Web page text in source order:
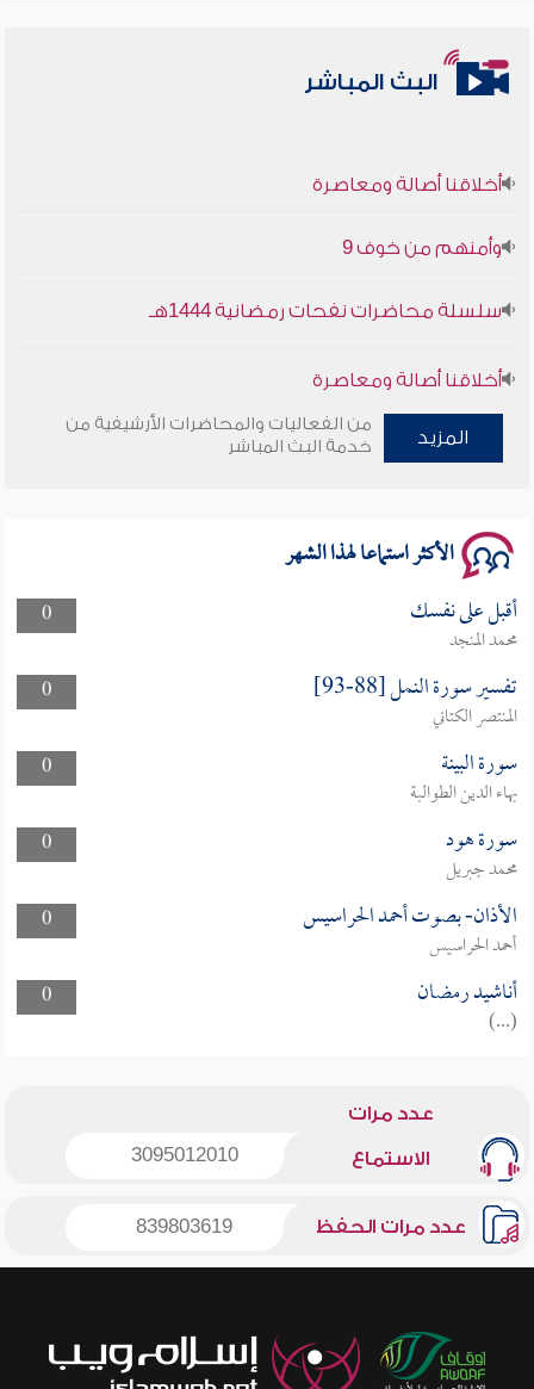
البث المباشر
أخلاقنا أصالة ومعاصرة
وأمنهم من خوف 9
سلسلة محاضرات نفحات رمضانية 1444هـ
أخلاقنا أصالة ومعاصرة
وأمنهم من خوف 9
المزيد
من الفعاليات والمحاضرات الأرشيفية من
خدمة البث المباشر
الأكثر استماعا لهذا الشهر
0 أقبل على نفسك
محمد المنجد
0
تفسير سورة النمل [88-93]
المنتصر الكتاني
0
سورة البينة
بهاء الدين الطوالبة
0
سورة هود
محمد جبريل
0
الأذان- بصوت أحمد الحراسيس
أحمد الحراسيس
0
أناشيد رمضان
(...)
عدد مرات
الاستماع 3095012010
عدد مرات الحفظ 839803619